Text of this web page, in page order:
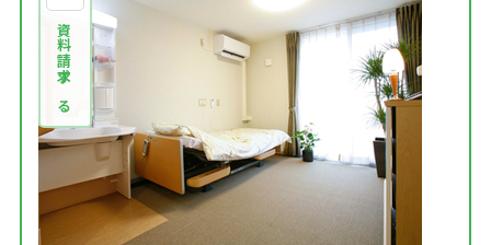
資料請求する